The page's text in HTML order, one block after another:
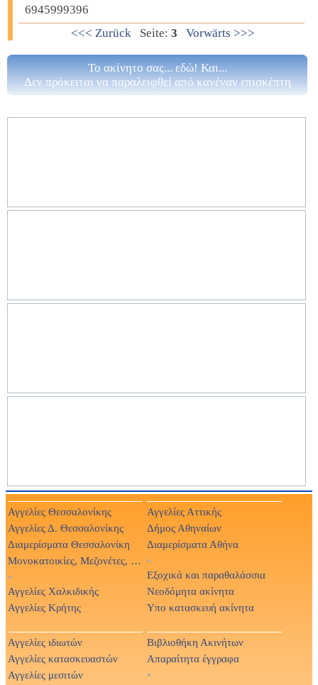
6945999396
<<< Zurück Seite:3 Vorwärts >>>
Το ακίνητο σας... εδώ! Και...
Δεν πρόκειται να παραλειφθεί από κανέναν επισκέπτη
Αγγελίες Θεσσαλονίκης
Αγγελίες Δ. Θεσσαλονίκης
Διαμερίσματα Θεσσαλονίκη
Μονοκατοικίες, Μεζονέτες, Βίλες
•
Αγγελίες Χαλκιδικής
Αγγελίες Κρήτης
Αγγελίες Αττικής
Δήμος Αθηναίων
Διαμερίσματα Αθήνα
•
Εξοχικά και παραθαλάσσια
Νεοδόμητα ακίνητα
Υπο κατασκευή ακίνητα
Αγγελίες ιδιωτών
Αγγελίες κατασκευαστών
Αγγελίες μεσιτών
Βιβλιοθήκη Ακινήτων
Απαραίτητα έγγραφα
•